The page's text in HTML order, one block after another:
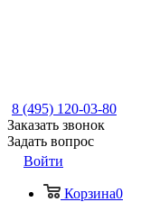
8 (495) 120-03-80
Заказать звонок
Задать вопрос
Войти
Корзина0